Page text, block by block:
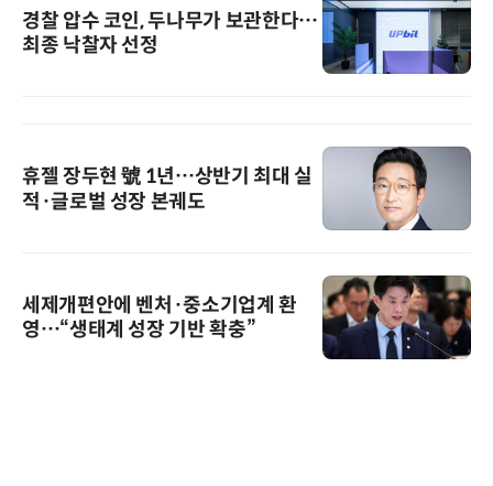
경찰 압수 코인, 두나무가 보관한다…
최종 낙찰자 선정
휴젤 장두현 號 1년…상반기 최대 실
적·글로벌 성장 본궤도
세제개편안에 벤처·중소기업계 환
영…“생태계 성장 기반 확충”